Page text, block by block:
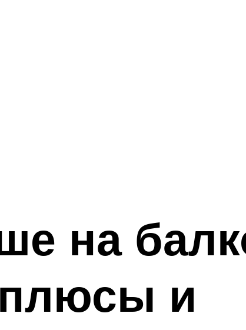
на
и